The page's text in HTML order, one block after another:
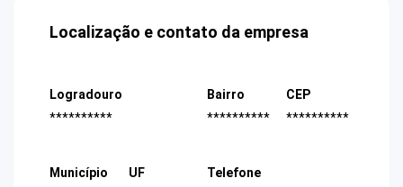
Localização e contato da empresa
Logradouro
**********
Bairro
**********
CEP
**********
Município
UF
Telefone